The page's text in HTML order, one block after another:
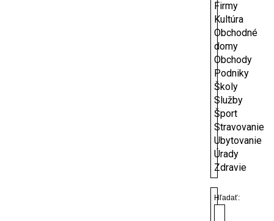
Firmy
Kultúra
Obchodné
domy
Obchody
Podniky
Školy
Služby
Šport
Stravovanie
Ubytovanie
Úrady
Zdravie
Hľadať: